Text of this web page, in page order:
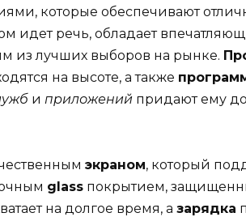
которые обеспечивают
идет речь, обладает
из лучших выборов на рынке.
на высоте, а также
и приложений придают ему
экраном, который
glass покрытием,
на долгое время, а зарядка